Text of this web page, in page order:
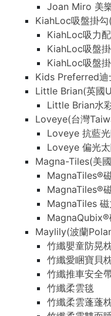
Joan Miro 美
KiahLoc吸盤掛勾
KiahLoc吸力
KiahLoc吸盤
KiahLoc吸盤
Kids Preferred迪
Little Brian(英國
Little Brian水
Loveye(台灣
Loveye 抗藍
Loveye 偏光
Magna-Tiles(美
MagnaTiles®
MagnaTiles®
MagnaTiles
MagnaQubix®
Maylily(波蘭
竹纖嬰童防晃
竹纖愛睏寶貝
竹纖推車安全
竹纖柔雲毯
竹纖柔雲蓬蓬